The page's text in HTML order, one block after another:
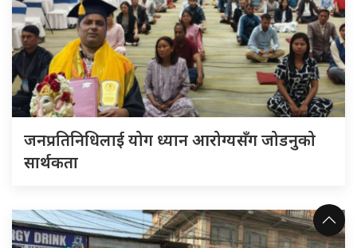
जनप्रतिनिधिलाई योग ध्यान आरोग्यसँग जोडनुको
सार्थकता